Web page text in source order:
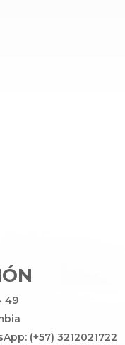
49
(+57) 3212021722